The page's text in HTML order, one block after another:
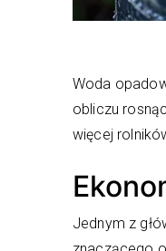
Woda
obliczu
więcej
Jednym z